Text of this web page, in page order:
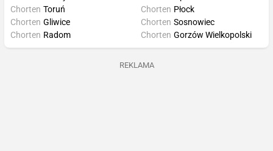
Chorten Toruń
Chorten Gliwice
Chorten Radom
Chorten Płock
Chorten Sosnowiec
Chorten Gorzów Wielkopolski
REKLAMA